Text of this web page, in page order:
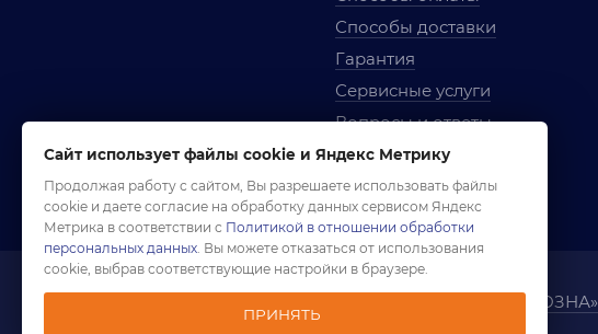
Способы доставки
Гарантия
Сервисные услуги
Вопросы и ответы
Условия сотрудничества
Правила использования
Компания «ОЗНА»
Сайт использует файлы cookie и Яндекс Метрику
Продолжая работу с сайтом, Вы разрешаете использовать файлы
cookie и даете согласие на обработку данных сервисом Яндекс
Метрика в соответствии с Политикой в отношении обработки
персональных данных. Вы можете отказаться от использования
cookie, выбрав соответствующие настройки в браузере.
ПРИНЯТЬ